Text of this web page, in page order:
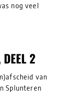
nog veel
2
van
Splunteren